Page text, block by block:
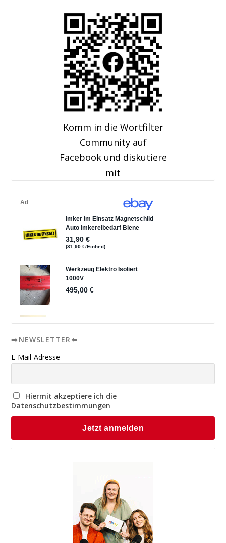
Komm in die Wortfilter
Community auf
Facebook und diskutiere
mit
➡️NEWSLETTER⬅️
E-Mail-Adresse
Hiermit akzeptiere ich die
Datenschutzbestimmungen